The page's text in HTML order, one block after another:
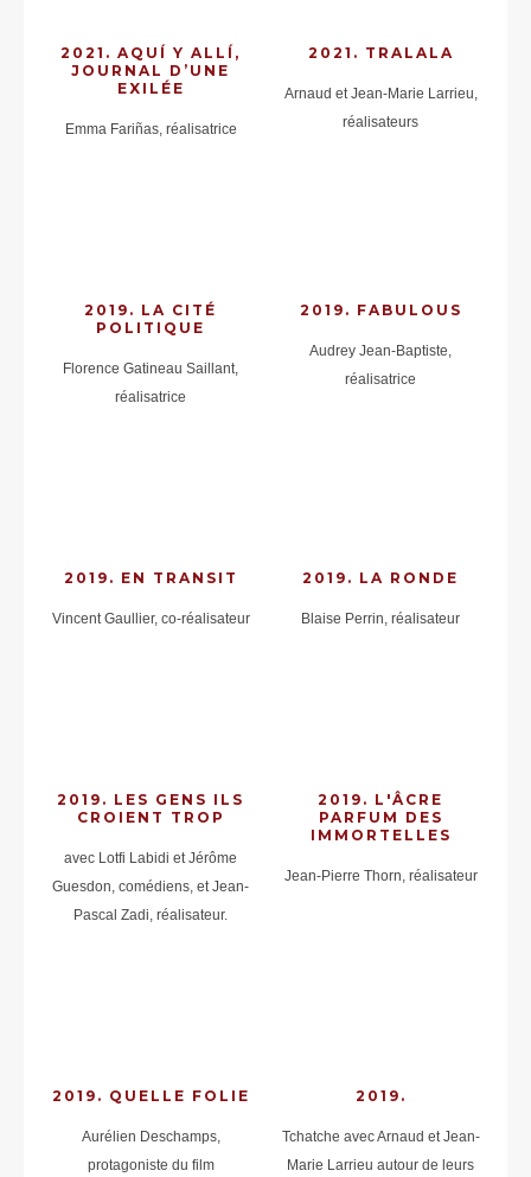
2021. AQUÍ Y ALLÍ,
JOURNAL D’UNE
EXILÉE
Emma Fariñas, réalisatrice
2021. TRALALA
Arnaud et Jean-Marie Larrieu,
réalisateurs
2019. LA CITÉ
POLITIQUE
Florence Gatineau Saillant,
réalisatrice
2019. FABULOUS
Audrey Jean-Baptiste,
réalisatrice
2019. EN TRANSIT
Vincent Gaullier, co-réalisateur
2019. LA RONDE
Blaise Perrin, réalisateur
2019. LES GENS ILS
CROIENT TROP
avec Lotfi Labidi et Jérôme
Guesdon, comédiens, et Jean-
Pascal Zadi, réalisateur.
2019. L'ÂCRE
PARFUM DES
IMMORTELLES
Jean-Pierre Thorn, réalisateur
2019. QUELLE FOLIE
Aurélien Deschamps,
protagoniste du film
2019.
Tchatche avec Arnaud et Jean-
Marie Larrieu autour de leurs